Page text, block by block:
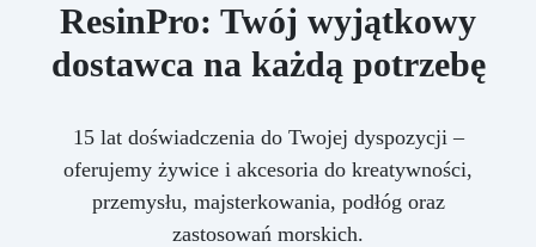
ResinPro: Twój wyjątkowy
dostawca na każdą potrzebę
15 lat doświadczenia do Twojej dyspozycji –
oferujemy żywice i akcesoria do kreatywności,
przemysłu, majsterkowania, podłóg oraz
zastosowań morskich.